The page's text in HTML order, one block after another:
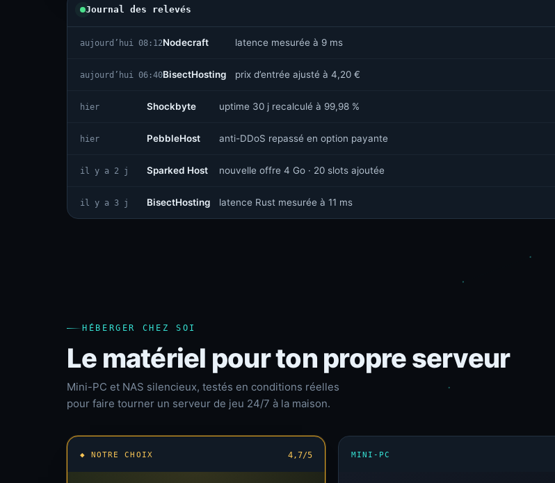
Journal des relevés
aujourd’hui 08:12Nodecraft latence mesurée à 9 ms
aujourd’hui 06:40BisectHosting prix d’entrée ajusté à 4,20 €
hier Shockbyte uptime 30 j recalculé à 99,98 %
hier PebbleHost anti-DDoS repassé en option payante
il y a 2 j Sparked Host nouvelle offre 4 Go · 20 slots ajoutée
il y a 3 j BisectHosting latence Rust mesurée à 11 ms
HÉBERGER CHEZ SOI
Le matériel pour ton propre serveur
Mini-PC et NAS silencieux, testés en conditions réelles
pour faire tourner un serveur de jeu 24/7 à la maison.
◆ NOTRE CHOIX 4,7/5 MINI-PC